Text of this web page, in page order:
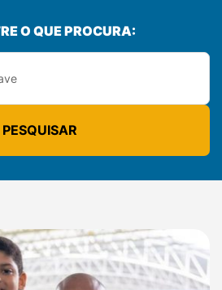
O QUE PROCURA:
PESQUISAR